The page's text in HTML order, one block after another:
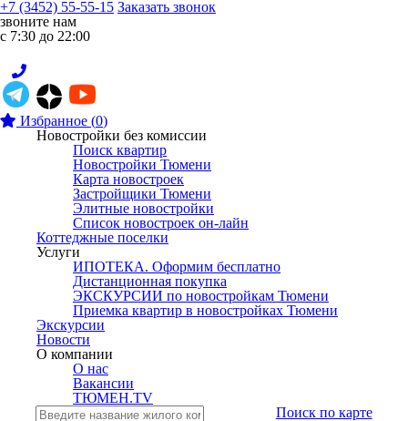
+7 (3452) 55-55-15 Заказать звонок
звоните нам
с 7:30 до 22:00
Избранное (0)
Новостройки без комиссии
Поиск квартир
Новостройки Тюмени
Карта новостроек
Застройщики Тюмени
Элитные новостройки
Список новостроек он-лайн
Коттеджные поселки
Услуги
ИПОТЕКА. Оформим бесплатно
Дистанционная покупка
ЭКСКУРСИИ по новостройкам Тюмени
Приемка квартир в новостройках Тюмени
Экскурсии
Новости
О компании
О нас
Вакансии
ТЮМЕН.TV
Поиск по карте